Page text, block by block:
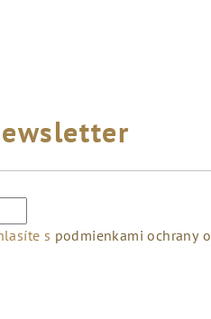
s podmienkami ochrany